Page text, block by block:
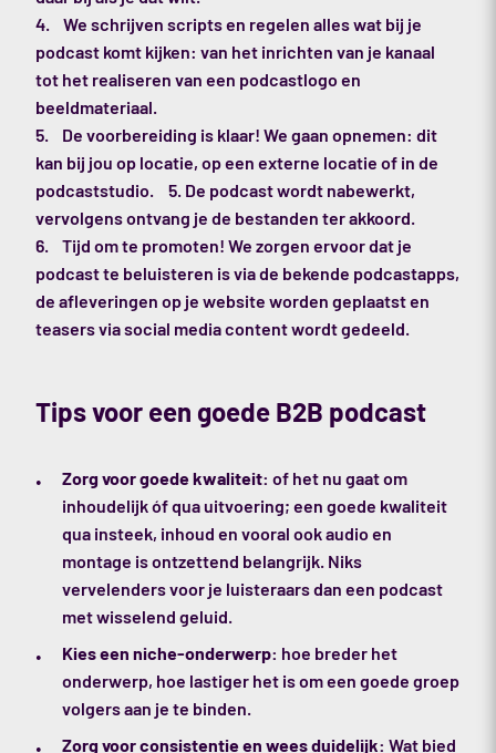
We schrijven scripts en regelen alles wat bij je
podcast komt kijken: van het inrichten van je kanaal
tot het realiseren van een podcastlogo en
beeldmateriaal.
De voorbereiding is klaar! We gaan opnemen: dit
kan bij jou op locatie, op een externe locatie of in de
podcaststudio. 5. De podcast wordt nabewerkt,
vervolgens ontvang je de bestanden ter akkoord.
Tijd om te promoten! We zorgen ervoor dat je
podcast te beluisteren is via de bekende podcastapps,
de afleveringen op je website worden geplaatst en
teasers via social media content wordt gedeeld.
Tips voor een goede B2B podcast
Zorg voor goede kwaliteit: of het nu gaat om
inhoudelijk óf qua uitvoering; een goede kwaliteit
qua insteek, inhoud en vooral ook audio en
montage is ontzettend belangrijk. Niks
vervelenders voor je luisteraars dan een podcast
met wisselend geluid.
Kies een niche-onderwerp: hoe breder het
onderwerp, hoe lastiger het is om een goede groep
volgers aan je te binden.
Zorg voor consistentie en wees duidelijk: Wat bied